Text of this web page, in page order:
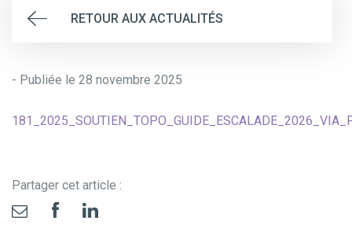
RETOUR AUX ACTUALITÉS
- Publiée le 28 novembre 2025
Partager cet article :